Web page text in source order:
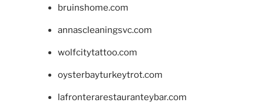
bruinshome.com
annascleaningsvc.com
wolfcitytattoo.com
oysterbayturkeytrot.com
lafronterarestauranteybar.com